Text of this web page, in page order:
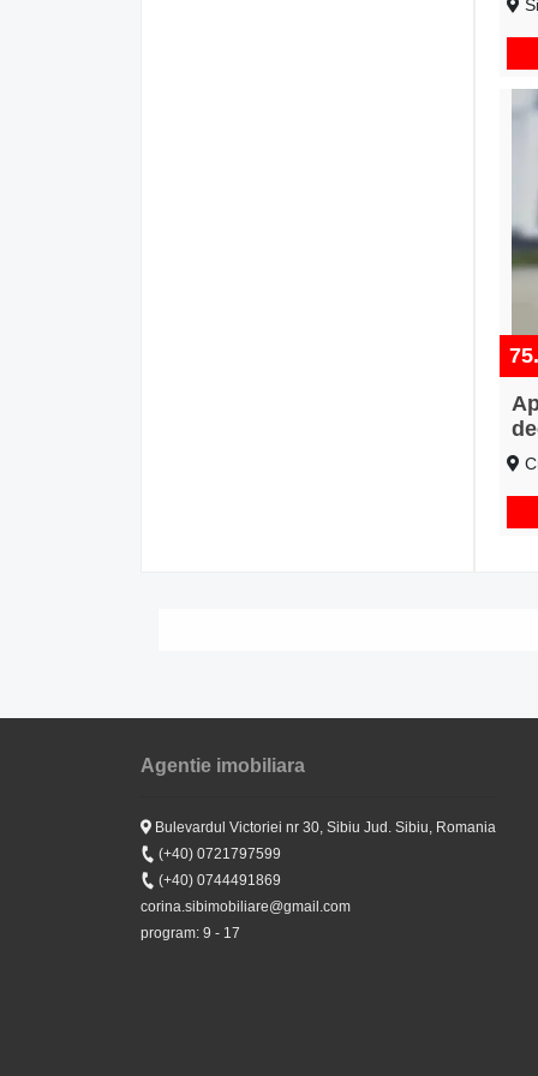
Agentie imobiliara
Bulevardul Victoriei nr 30, Sibiu Jud. Sibiu, Romania
(+40) 0721797599
(+40) 0744491869
corina.sibimobiliare@gmail.com
program: 9 - 17